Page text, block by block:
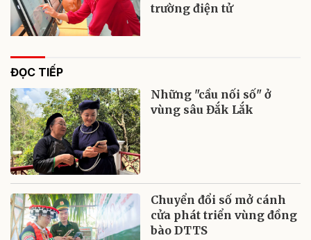
trường điện tử
ĐỌC TIẾP
Những "cầu nối số" ở
vùng sâu Đắk Lắk
Chuyển đổi số mở cánh
cửa phát triển vùng đồng
bào DTTS